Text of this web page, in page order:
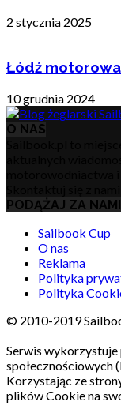
2 stycznia 2025
Łódź
10 grudnia 2024
O NAS
PODĄŻAJ ZA NAMI
Sailbook Cup
O nas
Reklama
Polityka
Polityka
© 2010-2019
Serwis wykorzystuje
społecznościowych
Korzystając ze
plików Cookie na